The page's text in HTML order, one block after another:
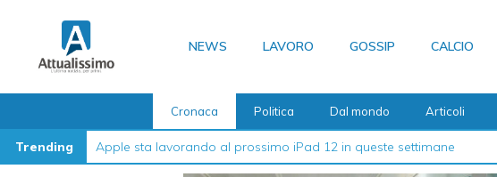
contenuto
NEWS LAVORO GOSSIP CALCIO
Cronaca Politica Dal mondo Articoli
Trending La guida definitiva su come formattare l’iPhone nel 2026